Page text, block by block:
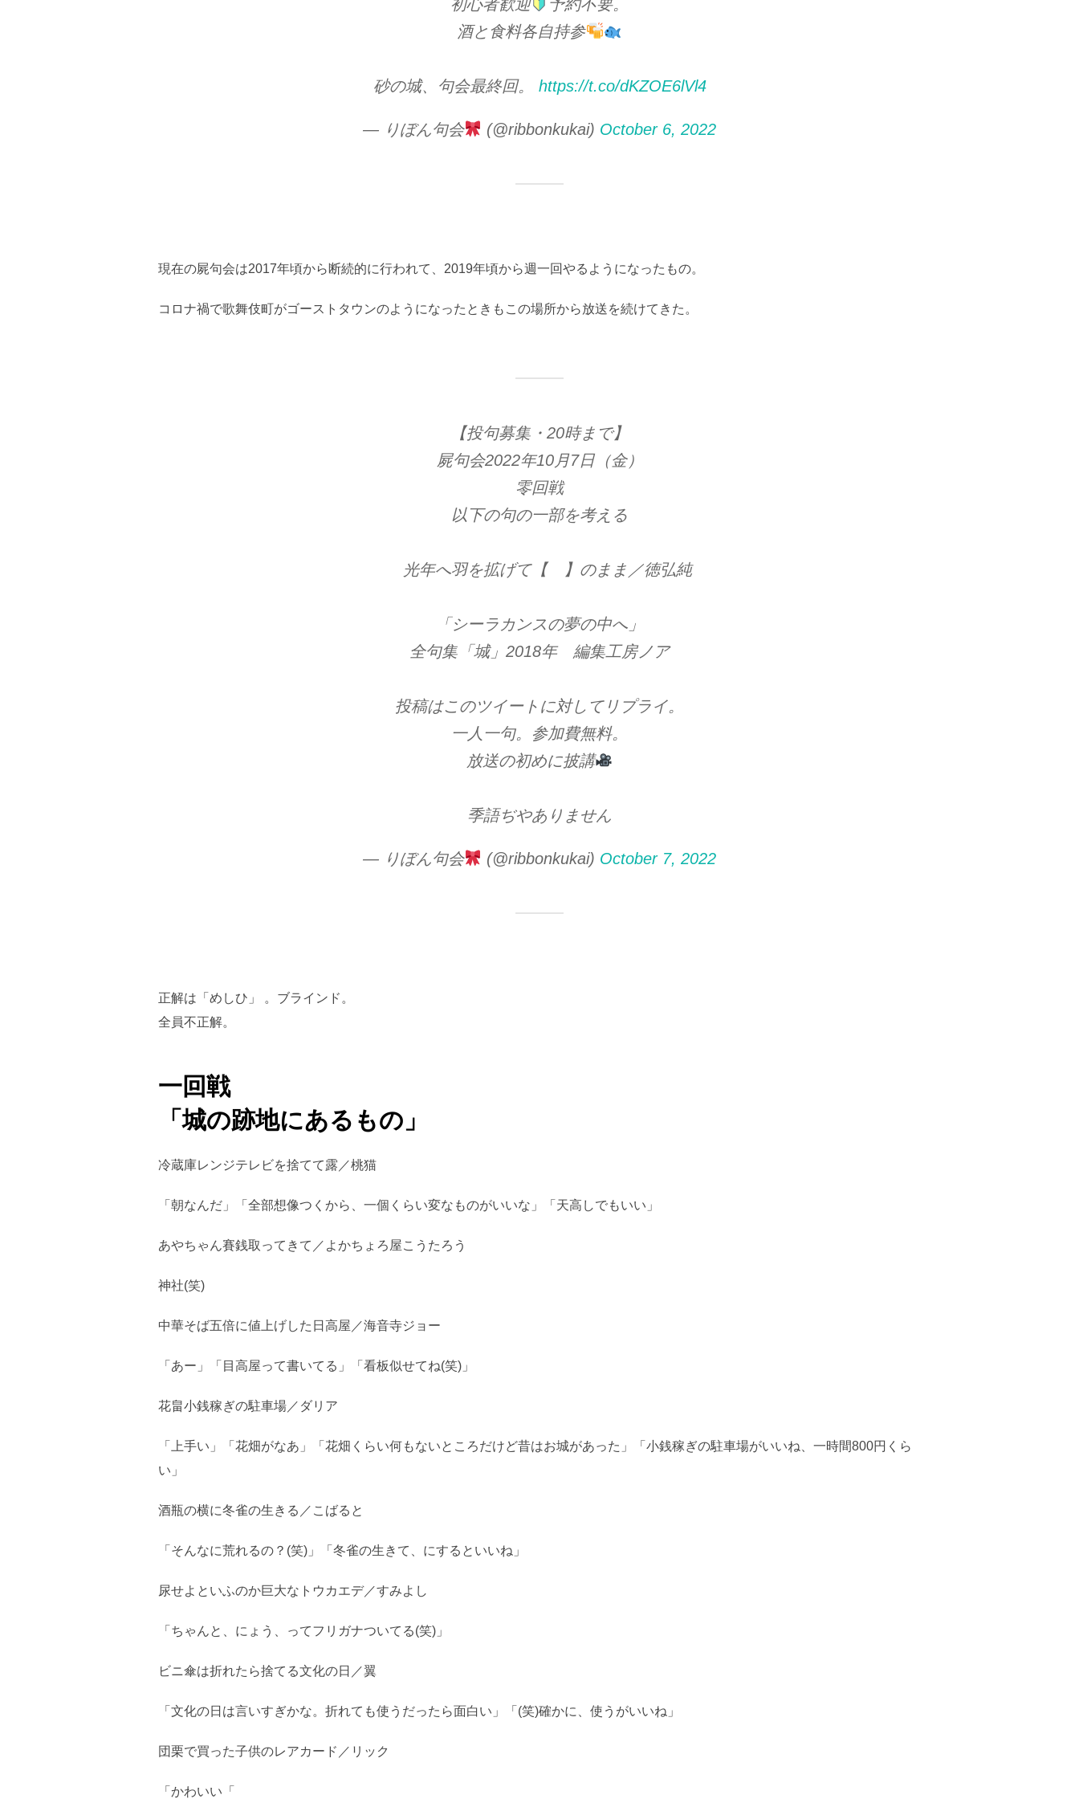
初心者歓迎
予約不要。
酒と食料各自持参
砂の城、句会最終回。 https://t.co/dKZOE6lVl4
— りぼん句会 (@ribbonkukai) October 6, 2022
現在の屍句会は2017年頃から断続的に行われて、2019年頃から週一回やるようになったもの。
コロナ禍で歌舞伎町がゴーストタウンのようになったときもこの場所から放送を続けてきた。
【投句募集・20時まで】
屍句会2022年10月7日（金）
零回戦
以下の句の一部を考える
光年へ羽を拡げて【 】のまま／徳弘純
「シーラカンスの夢の中へ」
全句集「城」2018年 編集工房ノア
投稿はこのツイートに対してリプライ。
一人一句。参加費無料。
放送の初めに披講
季語ぢやありません
— りぼん句会 (@ribbonkukai) October 7, 2022
正解は「めしひ」 。ブラインド。
全員不正解。
一回戦
「城の跡地にあるもの」
冷蔵庫レンジテレビを捨てて露／桃猫
「朝なんだ」「全部想像つくから、一個くらい変なものがいいな」「天高しでもいい」
あやちゃん賽銭取ってきて／よかちょろ屋こうたろう
神社(笑)
中華そば五倍に値上げした日高屋／海音寺ジョー
「あー」「目高屋って書いてる」「看板似せてね(笑)」
花畠小銭稼ぎの駐車場／ダリア
「上手い」「花畑がなあ」「花畑くらい何もないところだけど昔はお城があった」「小銭稼ぎの駐車場がいいね、一時間800円くら
い」
酒瓶の横に冬雀の生きる／こばると
「そんなに荒れるの？(笑)」「冬雀の生きて、にするといいね」
尿せよといふのか巨大なトウカエデ／すみよし
「ちゃんと、にょう、ってフリガナついてる(笑)」
ビニ傘は折れたら捨てる文化の日／翼
「文化の日は言いすぎかな。折れても使うだったら面白い」「(笑)確かに、使うがいいね」
団栗で買った子供のレアカード／リック
「かわいい「